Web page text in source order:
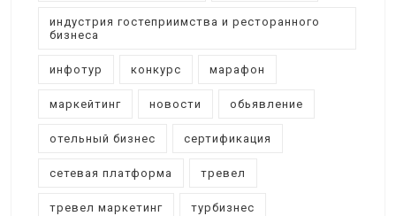
индустрия гостеприимства и ресторанного
бизнеса
инфотур конкурс марафон
маркейтинг новости обьявление
отельный бизнес сертификация
сетевая платформа тревел
тревел маркетинг турбизнес